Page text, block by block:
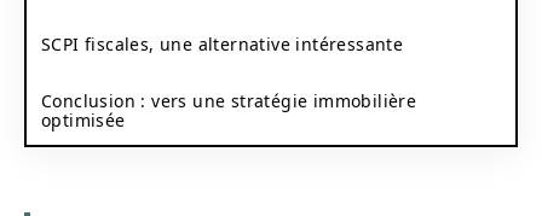
SCPI fiscales, une alternative intéressante
Conclusion : vers une stratégie immobilière
optimisée